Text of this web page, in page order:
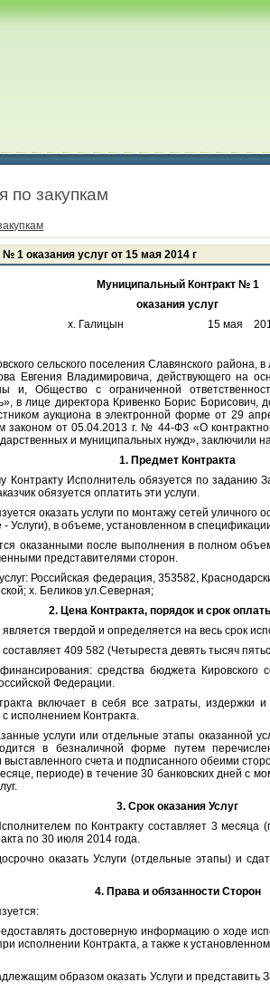
закупкам
1 оказания услуг от 15 мая 2014 г
Муниципальный Контракт № 1
оказания услуг
х. Галицын 15 мая 2014
сельского поселения Славянского района, в
Евгения Владимировича, действующего на
и, Общество с ограниченной
в лице директора Кривенко Борис Борисович,
аукциона в электронной форме от 29
законом от 05.04.2013 г. № 44-ФЗ «О
и муниципальных нужд», заключили
1. Предмет Контракта
Исполнитель обязуется по заданию
обязуется оплатить эти услуги.
оказать услуги по монтажу сетей уличного
- Услуги), в объеме, установленном в
после выполнения в полном
представителями сторон.
Российская федерация, 353582,
х. Беликов ул.Северная;
2. Цена Контракта, порядок и срок
твердой и определяется на весь срок
409 582 (Четыреста девять тысяч
средства бюджета Кировского
Федерации.
в себя все затраты, издержки и
исполнением Контракта.
услуги или отдельные этапы оказанной
в безналичной форме путем
счета и подписанного обеими
периоде) в течение 30 банковских дней с
3. Срок оказания Услуг
по Контракту составляет 3 месяца
по 30 июля 2014 года.
оказать Услуги (отдельные этапы) и
4. Права и обязанности Сторон
достоверную информацию о ходе
исполнении Контракта, а также к
образом оказать Услуги и представить